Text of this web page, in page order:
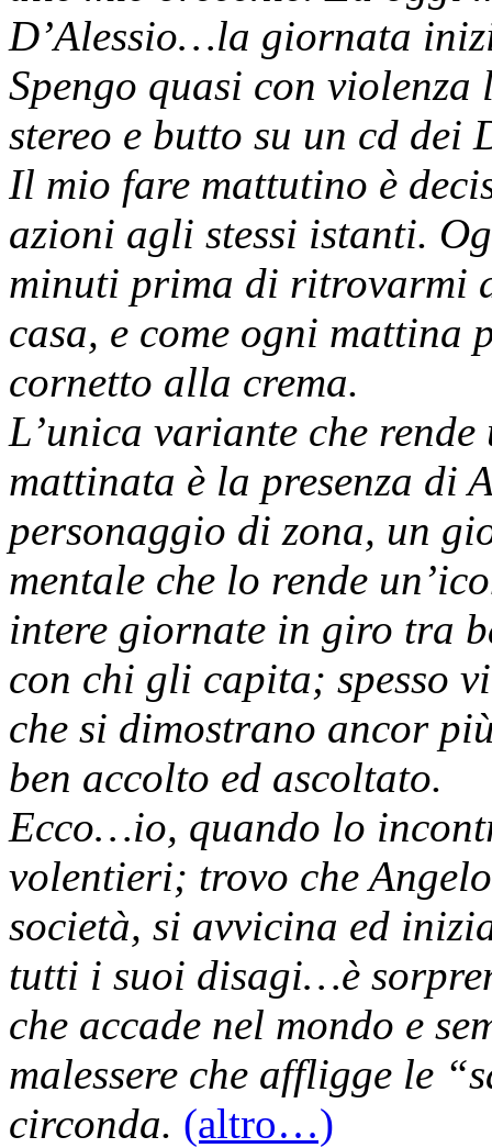
D’Alessio…la giornata
Spengo quasi con
stereo e butto su un cd
Il mio fare mattutino è
azioni agli stessi istanti.
minuti prima di ritrovarmi
casa, e come ogni mattina
cornetto alla crema.
L’unica variante che
mattinata è la presenza di
personaggio di zona, un
mentale che lo rende
intere giornate in giro tra
con chi gli capita; spesso
che si dimostrano ancor
ben accolto ed ascoltato.
Ecco…io, quando lo
volentieri; trovo che
società, si avvicina ed
tutti i suoi disagi…è
che accade nel mondo e
malessere che affligge le
circonda. (altro…)